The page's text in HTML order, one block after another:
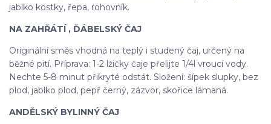
jablko kostky, řepa, rohovník.
NA ZAHŘÁTÍ , ĎÁBELSKÝ ČAJ
Originální směs vhodná na teplý i studený čaj, určený na
běžné pití. Příprava: 1-2 lžičky čaje přelijte 1/4l vroucí vody.
Nechte 5-8 minut přikryté odstát. Složení: šípek slupky, bez
plod, jablko plod, pepř černý, zázvor, skořice lámaná.
ANDĚLSKÝ BYLINNÝ ČAJ